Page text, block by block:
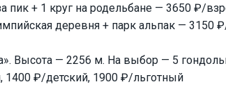
пик + 1 круг на родельбане — 3650 ₽/
деревня + парк альпак — 3150
Высота — 2256 м. На выбор — 5
₽/детский, 1900 ₽/льготный